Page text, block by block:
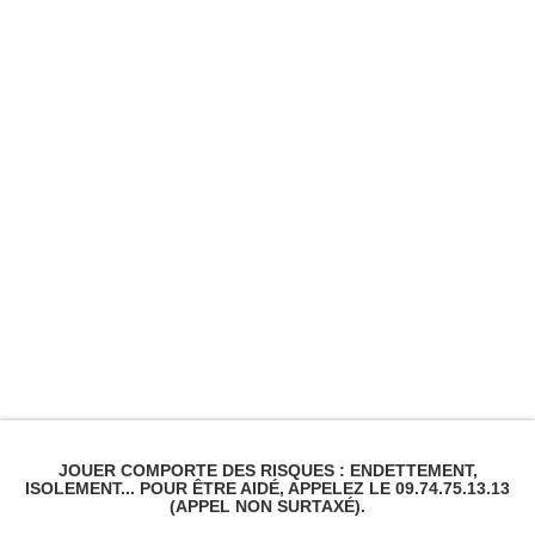
JOUER COMPORTE DES RISQUES : ENDETTEMENT,
ISOLEMENT... POUR ÊTRE AIDÉ, APPELEZ LE 09.74.75.13.13
(APPEL NON SURTAXÉ).